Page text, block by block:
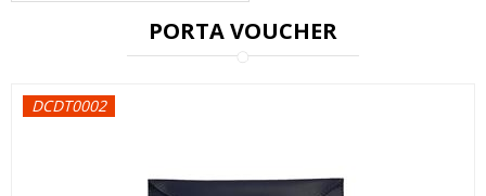
PORTA VOUCHER
DCDT0002